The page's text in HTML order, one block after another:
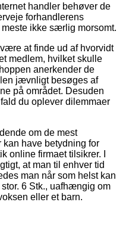
handler behøver de
forhandlerens
ikke særlig morsomt.
at finde ud af hvorvidt
medlem, hvilket skulle
anerkender de
jævnligt besøges af
på området. Desuden
du oplever dilemmaer
om de mest
have betydning for
online firmaet tilsikrer. I
at man til enhver tid
man når som helst kan
6 Stk., uafhængig om
eller et barn.